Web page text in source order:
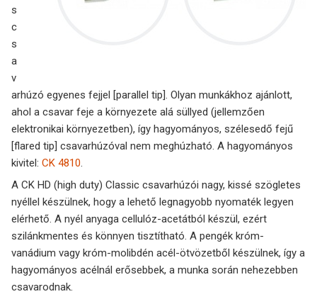
s
c
s
a
v
arhúzó egyenes fejjel [parallel tip]. Olyan munkákhoz ajánlott,
ahol a csavar feje a környezete alá süllyed (jellemzően
elektronikai környezetben), így hagyományos, szélesedő fejű
[flared tip] csavarhúzóval nem meghúzható. A hagyományos
kivitel: CK 4810.
A CK HD (high duty) Classic csavarhúzói nagy, kissé szögletes
nyéllel készülnek, hogy a lehető legnagyobb nyomaték legyen
elérhető. A nyél anyaga cellulóz-acetátból készül, ezért
szilánkmentes és könnyen tisztítható. A pengék króm-
vanádium vagy króm-molibdén acél-ötvözetből készülnek, így a
hagyományos acélnál erősebbek, a munka során nehezebben
csavarodnak.